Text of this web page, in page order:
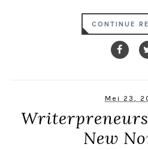
CONTINUE
Mei 23,
New